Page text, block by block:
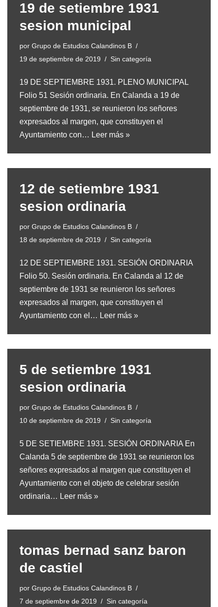
19 de setiembre 1931
sesion municipal
por Grupo de Estudios Calandinos B
19 de septiembre de 2019
Sin categoría
19 DE SEPTIEMBRE 1931. PLENO MUNICIPAL
Folio 51 Sesión ordinaria. En Calanda a 19 de
septiembre de 1931, se reunieron los señores
expresados al margen, que constituyen el
Ayuntamiento con… Leer más »
12 de setiembre 1931
sesion ordinaria
por Grupo de Estudios Calandinos B
18 de septiembre de 2019
Sin categoría
12 DE SEPTIEMBRE 1931. SESIÓN ORDINARIA
Folio 50. Sesión ordinaria. En Calanda al 12 de
septiembre de 1931 se reunieron los señores
expresados al margen, que constituyen el
Ayuntamiento con el… Leer más »
5 de setiembre 1931
sesion ordinaria
por Grupo de Estudios Calandinos B
10 de septiembre de 2019
Sin categoría
5 DE SETIEMBRE 1931. SESIÓN ORDINARIA En
Calanda 5 de septiembre de 1931 se reunieron los
señores expresados al margen que constituyen el
Ayuntamiento con el objeto de celebrar sesión
ordinaria… Leer más »
tomas bernad sanz baron
de castiel
por Grupo de Estudios Calandinos B
7 de septiembre de 2019
Sin categoría